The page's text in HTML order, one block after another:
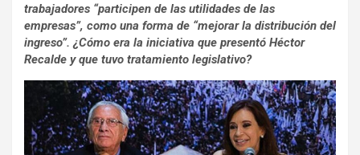
trabajadores “participen de las utilidades de las
empresas”, como una forma de “mejorar la distribución del
ingreso”. ¿Cómo era la iniciativa que presentó Héctor
Recalde y que tuvo tratamiento legislativo?